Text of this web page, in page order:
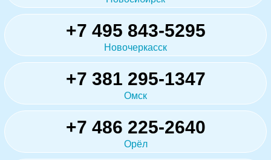
+7 495 843-5295
Новочеркасск
+7 381 295-1347
Омск
+7 486 225-2640
Орёл